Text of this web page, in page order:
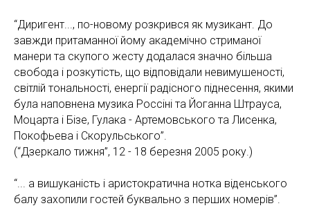
“Диригент..., по-новому розкрився як музикант. До
завжди притаманної йому академічно стриманої
манери та скупого жесту додалася значно більша
свобода і розкутість, що відповідали невимушеності,
світлій тональності, енергії радісного піднесення, якими
була наповнена музика Россіні та Йоганна Штрауса,
Моцарта і Бізе, Гулака - Артемовського та Лисенка,
Покофьева і Скорульського”.
(“Дзеркало тижня”, 12 - 18 березня 2005 року.)
“... а вишуканість і аристократична нотка віденського
балу захопили гостей буквально з перших номерів”.